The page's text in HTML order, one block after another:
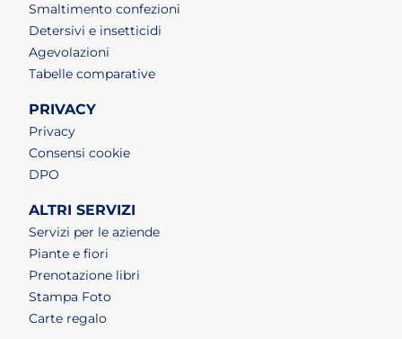
Smaltimento confezioni
Detersivi e insetticidi
Agevolazioni
Tabelle comparative
PRIVACY
Privacy
Consensi cookie
DPO
ALTRI SERVIZI
Servizi per le aziende
Piante e fiori
Prenotazione libri
Stampa Foto
Carte regalo